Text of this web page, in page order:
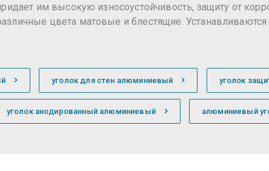
им высокую износоустойчивость, защиту от
цвета матовые и блестящие.
уголок для стен алюминиевый уголок
уголок анодированный алюминиевый алюминиевый